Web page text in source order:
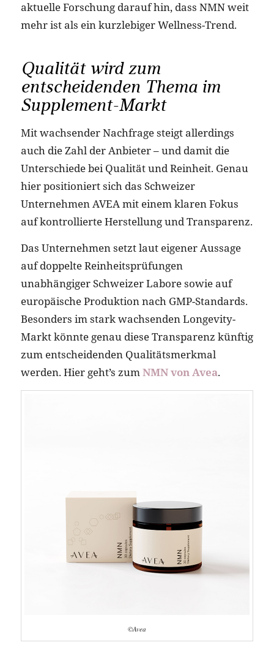
aktuelle Forschung darauf hin, dass NMN weit
mehr ist als ein kurzlebiger Wellness-Trend.
Qualität wird zum
entscheidenden Thema im
Supplement-Markt
Mit wachsender Nachfrage steigt allerdings
auch die Zahl der Anbieter – und damit die
Unterschiede bei Qualität und Reinheit. Genau
hier positioniert sich das Schweizer
Unternehmen AVEA mit einem klaren Fokus
auf kontrollierte Herstellung und Transparenz.
Das Unternehmen setzt laut eigener Aussage
auf doppelte Reinheitsprüfungen
unabhängiger Schweizer Labore sowie auf
europäische Produktion nach GMP-Standards.
Besonders im stark wachsenden Longevity-
Markt könnte genau diese Transparenz künftig
zum entscheidenden Qualitätsmerkmal
werden. Hier geht’s zumNMN von Avea.
©Avea